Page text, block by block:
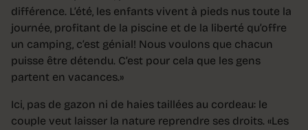
différence. L’été, les enfants vivent à pieds nus toute la
journée, profitant de la piscine et de la liberté qu’offre
un camping, c’est génial! Nous voulons que chacun
puisse être détendu. C’est pour cela que les gens
partent en vacances.»
Ici, pas de gazon ni de haies taillées au cordeau: le
couple veut laisser la nature reprendre ses droits. «Les